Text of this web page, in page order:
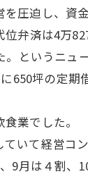
圧迫し、資
弁済は4万
というニュ
650坪の定
業でした。
いて経営コ
9月は４割